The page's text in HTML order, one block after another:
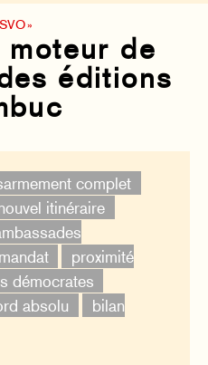
»
de
éditions
complet
itinéraire
proximité
démocrates
absolu
bilan